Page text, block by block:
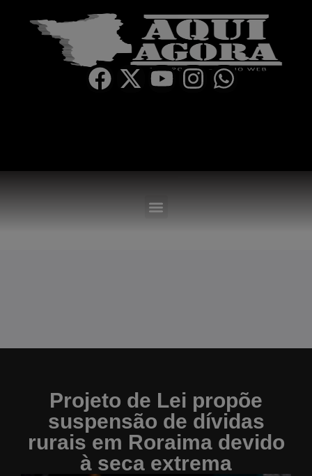
Projeto de Lei propõe
suspensão de dívidas
rurais em Roraima devido
à seca extrema